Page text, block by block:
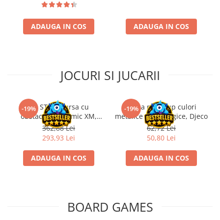
Gundam TCG
Puzzle 3000 piese
Puzzle 2000 piese
Puzzle 1500 piese
Puzzle 20 piese
Puzzle 60 piese
Puzzle 4 in 1
ADAUGA IN COS ADAUGA IN COS
JOCURI SI JUCARII
-19%Kit STEM Cursa cu
obstacole Dynamic XM,
Fischertechnik
362,88 Lei
293,93 Lei
ADAUGA IN COS
-19%
Trusa make-up culori
metalice non alergice, Djeco
62,72 Lei
50,80 Lei
ADAUGA IN COS
BOARD GAMES